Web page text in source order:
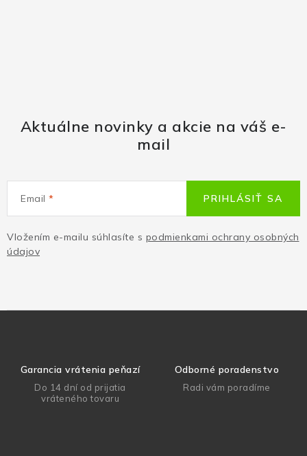
Aktuálne novinky a akcie na váš e-
mail
Email
Vložením e-mailu súhlasíte s podmienkami ochrany osobných
údajov
PRIHLÁSIŤ SA
Garancia vrátenia peňazí
Do 14 dní od prijatia
vráteného tovaru
Odborné poradenstvo
Radi vám poradíme